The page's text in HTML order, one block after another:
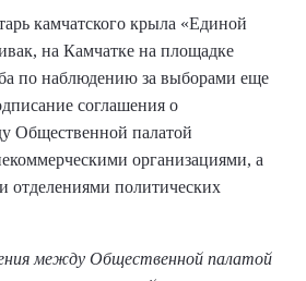
камчатского крыла «Единой
на Камчатке на площадке
по наблюдению за выборами еще
соглашения о
Общественной палатой
организациями, а
отделениями политических
между Общественной палатой